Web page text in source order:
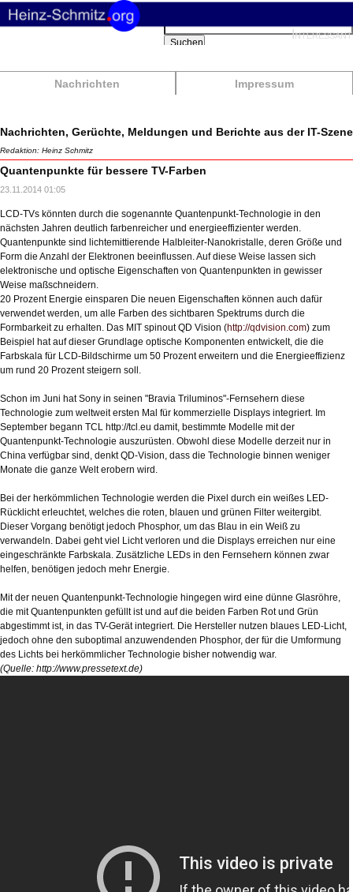
Nachrichten Impressum
Suchbegriffe
Suchen
Nachrichten, Gerüchte, Meldungen und Berichte aus der IT-Szene
Redaktion: Heinz Schmitz
Quantenpunkte für bessere TV-Farben
23.11.2014 01:05
LCD-TVs könnten durch die sogenannte Quantenpunkt-Technologie in den
nächsten Jahren deutlich farbenreicher und energieeffizienter werden.
Quantenpunkte sind lichtemittierende Halbleiter-Nanokristalle, deren Größe und
Form die Anzahl der Elektronen beeinflussen. Auf diese Weise lassen sich
elektronische und optische Eigenschaften von Quantenpunkten in gewisser
Weise maßschneidern.
20 Prozent Energie einsparen Die neuen Eigenschaften können auch dafür
verwendet werden, um alle Farben des sichtbaren Spektrums durch die
Formbarkeit zu erhalten. Das MIT spinout QD Vision (http://qdvision.com) zum
Beispiel hat auf dieser Grundlage optische Komponenten entwickelt, die die
Farbskala für LCD-Bildschirme um 50 Prozent erweitern und die Energieeffizienz
um rund 20 Prozent steigern soll.
Schon im Juni hat Sony in seinen "Bravia Triluminos"-Fernsehern diese
Technologie zum weltweit ersten Mal für kommerzielle Displays integriert. Im
September begann TCL http://tcl.eu damit, bestimmte Modelle mit der
Quantenpunkt-Technologie auszurüsten. Obwohl diese Modelle derzeit nur in
China verfügbar sind, denkt QD-Vision, dass die Technologie binnen weniger
Monate die ganze Welt erobern wird.
Bei der herkömmlichen Technologie werden die Pixel durch ein weißes LED-
Rücklicht erleuchtet, welches die roten, blauen und grünen Filter weitergibt.
Dieser Vorgang benötigt jedoch Phosphor, um das Blau in ein Weiß zu
verwandeln. Dabei geht viel Licht verloren und die Displays erreichen nur eine
eingeschränkte Farbskala. Zusätzliche LEDs in den Fernsehern können zwar
helfen, benötigen jedoch mehr Energie.
Mit der neuen Quantenpunkt-Technologie hingegen wird eine dünne Glasröhre,
die mit Quantenpunkten gefüllt ist und auf die beiden Farben Rot und Grün
abgestimmt ist, in das TV-Gerät integriert. Die Hersteller nutzen blaues LED-Licht,
jedoch ohne den suboptimal anzuwendenden Phosphor, der für die Umformung
des Lichts bei herkömmlicher Technologie bisher notwendig war.
(Quelle: http://www.pressetext.de)